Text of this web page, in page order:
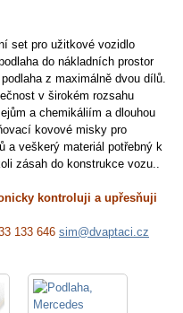
set pro užitkové vozidlo
do nákladních prostor
z maximálně dvou dílů.
v širokém rozsahu
a chemikáliím a dlouhou
kovové misky pro
a veškerý materiál potřebný k
zásah do konstrukce vozu..
kontroluji a upřesňuji
133 646 sim@dvaptaci.cz